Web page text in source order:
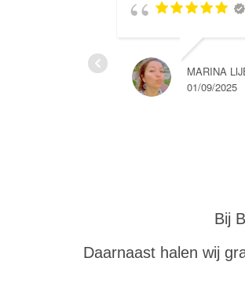
MARINA
01/09/2025
Bij
Daarnaast halen wij